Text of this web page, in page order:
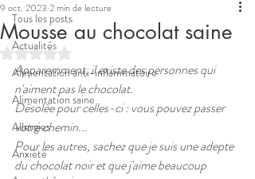
Tous les posts
Actualités
Alimentation anti-inflammatoire
Alimentation saine
Allergies
Anxiété
Mousse au chocolat saine
9 oct. 2023 2 min de lecture
Noté NaN étoiles sur 5.
Apparemment, il existe des personnes qui
n'aiment pas le chocolat.
Désolée pour celles-ci : vous pouvez passer
votre chemin...
Pour les autres, sachez que je suis une adepte
du chocolat noir et que j'aime beaucoup